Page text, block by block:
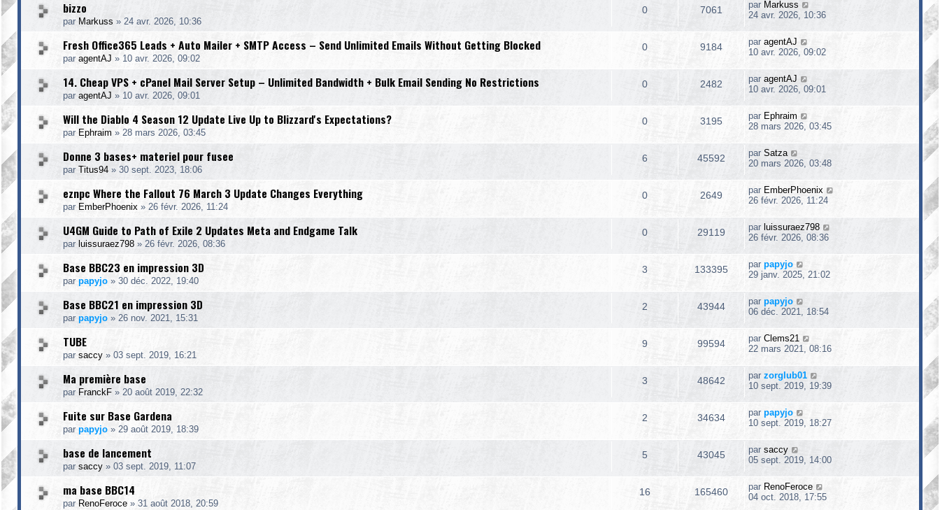
bizzo
par Markuss » 24 avr. 2026, 10:36
0 7061 par Markuss
24 avr. 2026, 10:36
Fresh Office365 Leads + Auto Mailer + SMTP Access – Send Unlimited Emails Without Getting Blocked
par agentAJ » 10 avr. 2026, 09:02
0 9184 par agentAJ
10 avr. 2026, 09:02
14. Cheap VPS + cPanel Mail Server Setup – Unlimited Bandwidth + Bulk Email Sending No Restrictions
par agentAJ » 10 avr. 2026, 09:01
0 2482 par agentAJ
10 avr. 2026, 09:01
Will the Diablo 4 Season 12 Update Live Up to Blizzard's Expectations?
par Ephraim » 28 mars 2026, 03:45
0 3195 par Ephraim
28 mars 2026, 03:45
Donne 3 bases+ materiel pour fusee
par Titus94 » 30 sept. 2023, 18:06
6 45592 par Satza
20 mars 2026, 03:48
eznpc Where the Fallout 76 March 3 Update Changes Everything
par EmberPhoenix » 26 févr. 2026, 11:24
0 2649 par EmberPhoenix
26 févr. 2026, 11:24
U4GM Guide to Path of Exile 2 Updates Meta and Endgame Talk
par luissuraez798 » 26 févr. 2026, 08:36
0 29119 par luissuraez798
26 févr. 2026, 08:36
Base BBC23 en impression 3D
par papyjo » 30 déc. 2022, 19:40
3 133395 par papyjo
29 janv. 2025, 21:02
Base BBC21 en impression 3D
par papyjo » 26 nov. 2021, 15:31
2 43944 par papyjo
06 déc. 2021, 18:54
TUBE
par saccy » 03 sept. 2019, 16:21
9 99594 par Clems21
22 mars 2021, 08:16
Ma première base
par FranckF » 20 août 2019, 22:32
3 48642 par zorglub01
10 sept. 2019, 19:39
Fuite sur Base Gardena
par papyjo » 29 août 2019, 18:39
2 34634 par papyjo
10 sept. 2019, 18:27
base de lancement
par saccy » 03 sept. 2019, 11:07
5 43045 par saccy
05 sept. 2019, 14:00
ma base BBC14
par RenoFeroce » 31 août 2018, 20:59
16 165460 par RenoFeroce
04 oct. 2018, 17:55